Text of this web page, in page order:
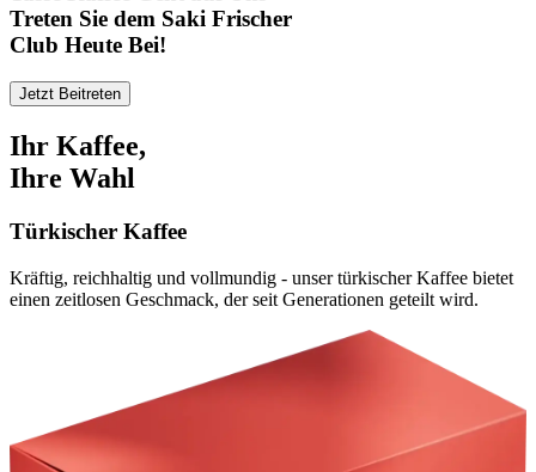
Treten Sie dem Saki Frischer
Club Heute Bei!
Jetzt Beitreten
Ihr Kaffee,
Ihre Wahl
Türkischer Kaffee
Kräftig, reichhaltig und vollmundig - unser türkischer Kaffee bietet
einen zeitlosen Geschmack, der seit Generationen geteilt wird.